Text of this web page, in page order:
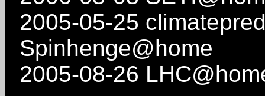
2005-05-25
Spinhenge@home
2005-08-26